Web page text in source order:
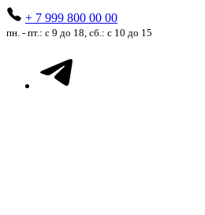
+ 7 999 800 00 00
пн. - пт.: с 9 до 18, сб.: с 10 до 15